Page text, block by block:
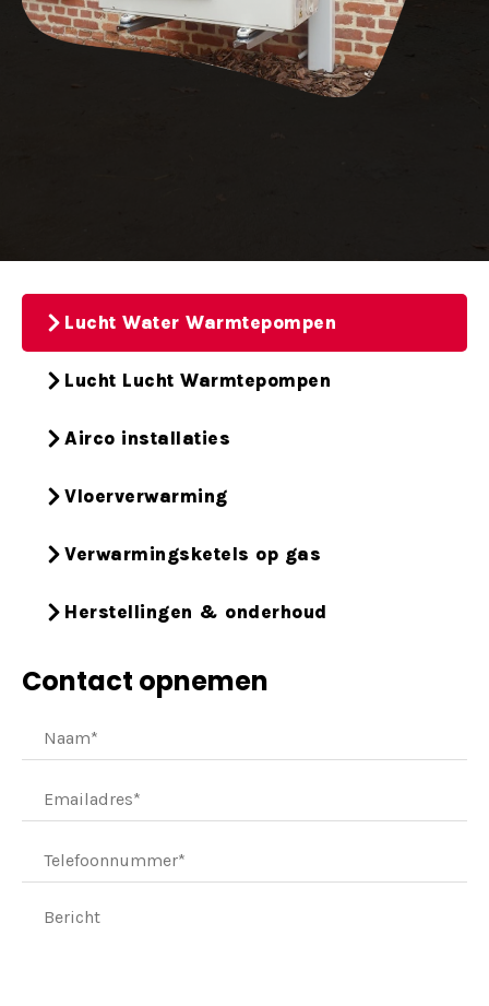
Lucht Water Warmtepompen
Lucht Lucht Warmtepompen
Airco installaties
Vloerverwarming
Verwarmingsketels op gas
Herstellingen & onderhoud
Contact opnemen